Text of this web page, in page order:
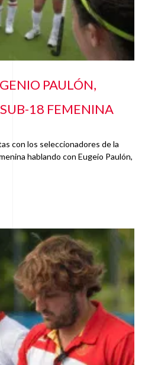
PAULÓN,
18 FEMENINA
con los seleccionadores de la
hablando con Eugeio Paulón,